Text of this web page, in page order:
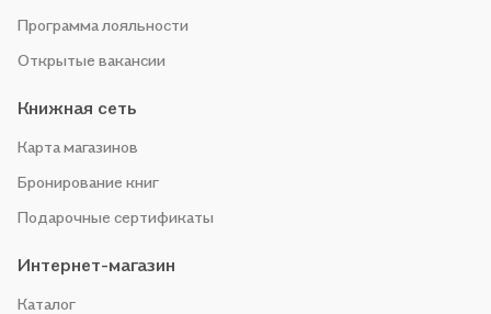
Программа лояльности
Открытые вакансии
Книжная сеть
Карта магазинов
Бронирование книг
Подарочные сертификаты
Интернет-магазин
Каталог